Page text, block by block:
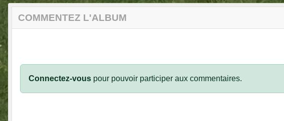
COMMENTEZ L'ALBUM
Connectez-vous pour pouvoir participer aux commentaires.